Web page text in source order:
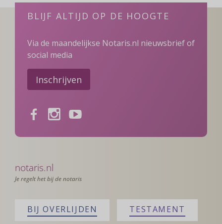
BLIJF ALTIJD OP DE HOOGTE
Via de maandelijkse Notaris.nl nieuwsbrief of
social media
Inschrijven
FacebookInstagramYoutube
notaris.nl
Je regelt het bij de notaris
BIJ OVERLIJDEN TESTAMENT